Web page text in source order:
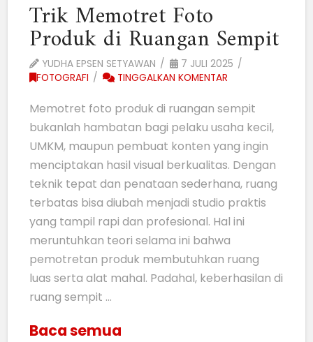
Trik Memotret Foto
Produk di Ruangan Sempit
YUDHA EPSEN SETYAWAN
7 JULI 2025
FOTOGRAFI
TINGGALKAN KOMENTAR
Memotret foto produk di ruangan sempit
bukanlah hambatan bagi pelaku usaha kecil,
UMKM, maupun pembuat konten yang ingin
menciptakan hasil visual berkualitas. Dengan
teknik tepat dan penataan sederhana, ruang
terbatas bisa diubah menjadi studio praktis
yang tampil rapi dan profesional. Hal ini
meruntuhkan teori selama ini bahwa
pemotretan produk membutuhkan ruang
luas serta alat mahal. Padahal, keberhasilan di
ruang sempit …
Baca semua